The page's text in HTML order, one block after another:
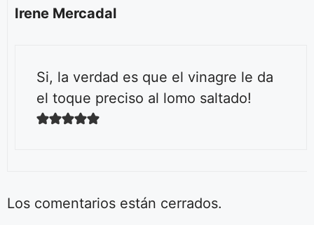
Irene Mercadal
Si, la verdad es que el vinagre le da
el toque preciso al lomo saltado!
Los comentarios están cerrados.